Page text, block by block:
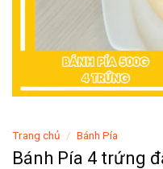
Trang chủ / Bánh Pía
Bánh Pía 4 trứng